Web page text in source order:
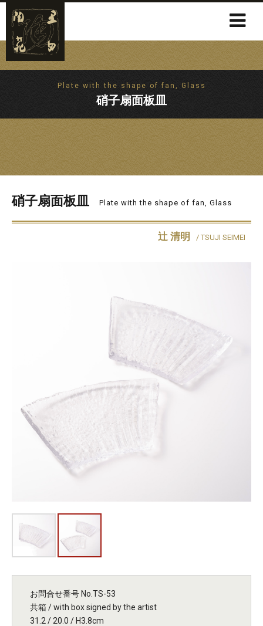
Plate with the shape of fan, Glass
硝子扇面板皿
硝子扇面板皿 Plate with the shape of fan, Glass
辻 清明 / TSUJI SEIMEI
お問合せ番号 No.TS-53
共箱 / with box signed by the artist
31.2 / 20.0 / H3.8cm